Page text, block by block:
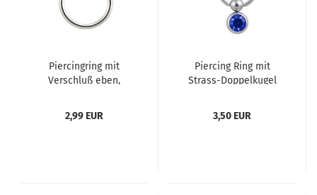
Piercingring mit
Verschluß eben,
2,99 EUR
Piercing Ring mit
Strass-Doppelkugel
3,50 EUR